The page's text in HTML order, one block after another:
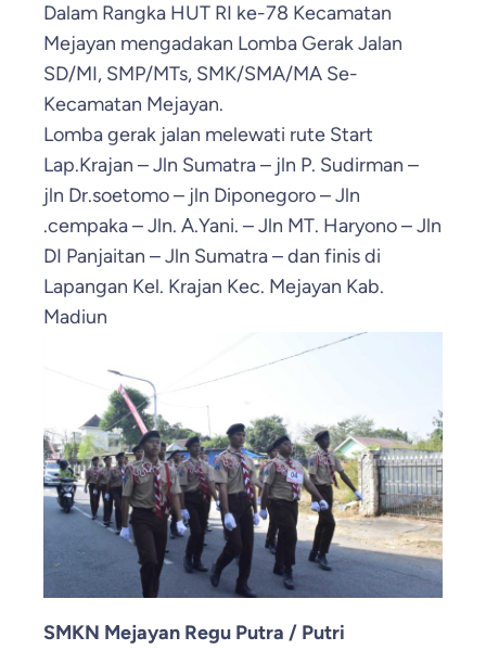
Dalam Rangka HUT RI ke-78 Kecamatan
Mejayan mengadakan Lomba Gerak Jalan
SD/MI, SMP/MTs, SMK/SMA/MA Se-
Kecamatan Mejayan.
Lomba gerak jalan melewati rute Start
Lap.Krajan – Jln Sumatra – jln P. Sudirman –
jln Dr.soetomo – jln Diponegoro – Jln
.cempaka – Jln. A.Yani. – Jln MT. Haryono – Jln
DI Panjaitan – Jln Sumatra – dan finis di
Lapangan Kel. Krajan Kec. Mejayan Kab.
Madiun
SMKN Mejayan Regu Putra / Putri